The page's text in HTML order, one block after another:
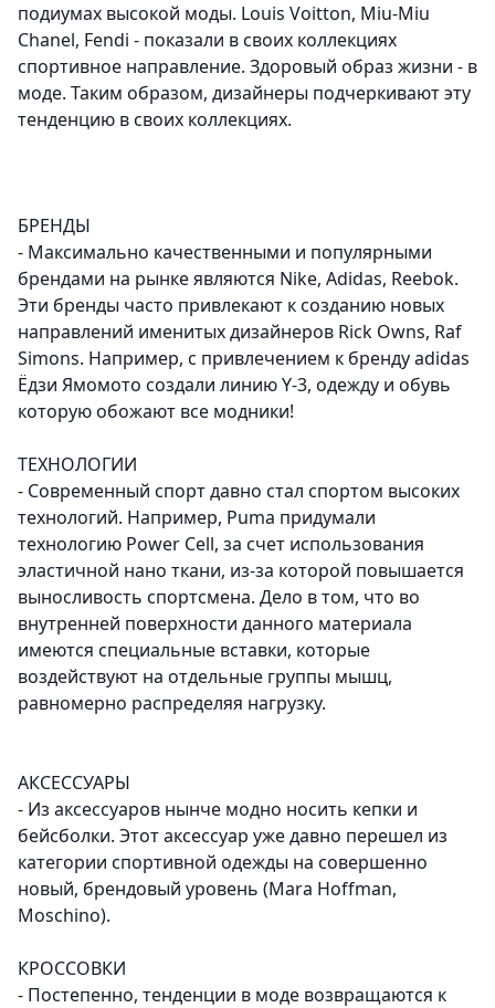
подиумах высокой моды. Louis Voitton, Miu-Miu
Chanel, Fendi - показали в своих коллекциях
спортивное направление. Здоровый образ жизни - в
моде. Таким образом, дизайнеры подчеркивают эту
тенденцию в своих коллекциях.
БРЕНДЫ
- Максимально качественными и популярными
брендами на рынке являются Nike, Adidas, Reebok.
Эти бренды часто привлекают к созданию новых
направлений именитых дизайнеров Rick Owns, Raf
Simons. Например, с привлечением к бренду adidas
Ёдзи Ямомото создали линию Y-3, одежду и обувь
которую обожают все модники!
ТЕХНОЛОГИИ
- Современный спорт давно стал спортом высоких
технологий. Например, Puma придумали
технологию Power Cell, за счет использования
эластичной нано ткани, из-за которой повышается
выносливость спортсмена. Дело в том, что во
внутренней поверхности данного материала
имеются специальные вставки, которые
воздействуют на отдельные группы мышц,
равномерно распределяя нагрузку.
АКСЕССУАРЫ
- Из аксессуаров нынче модно носить кепки и
бейсболки. Этот аксессуар уже давно перешел из
категории спортивной одежды на совершенно
новый, брендовый уровень (Mara Hoffman,
Moschino).
КРОCСОВКИ
- Постепенно, тенденции в моде возвращаются к